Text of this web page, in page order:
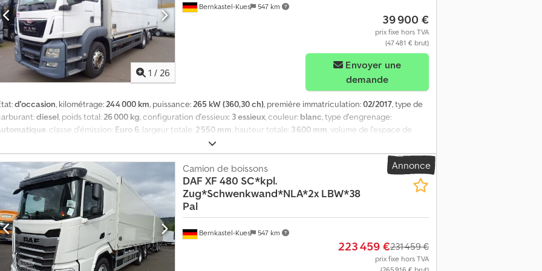
Suspension entièrement pneumatique * Boîte automatique Crodpfsyg Tb Tjx Abfjf * Euro 6 Plusieurs véhicules
immédiatement Remorques compatibles disponibles
1 / 26
Bernkastel-Kues 547 km
39 900 €
prix fixe hors TVA
(47 481 € brut)
demande
d'occasion, kilométrage:244 000 km, puissance:265 kW (360,30 ch), première immatriculation:02/2017, type de
diesel, poids total:26 000 kg, configuration d'essieux: 3 essieux, couleur: blanc, type d'engrenage:
, classe d'émission: Euro 6, largeur totale: 2 550 mm, hauteur totale: 3 600 mm, volume de l'espace de
, longueur de l'espace de chargement:8 220 mm
de l'espace de chargement:2 200 mm, Année de construction:2017, Équipement:climatisation, filtre à
particules, hayon élévateur, programme électronique de stabilité (ESP), système de navigation
, * Carrosserie à
parois pivotantes Dinkel Magnus * Certifié Dekra selon VDI 2700 ff et DIN EN 12642 Code XL * 4 rangées de dispositifs
d’arrimage de charge * Hayon élévateur Dautel de 2 000 kg * Essieu suiveur directionnel relevable * EVB (rétardeur à
trois niveaux) * Caméra de recul * Régulateur de distance adaptatif * Assistant de maintien de voie * Navigation (GPS)
Glacière Cjdjzr Apcjpfx Abfjrf * Cabine conducteur de longueur intermédiaire * Suspension pneumatique intégrale
Blocage de différentiel * Déflecteur (spoiler) * Pare-soleil * Sièges chauffants * Boîte automatique * Climatisation
Annonce
Bernkastel-Kues 547 km
Camion de boissons
DAF XF 480 SC*kpl.
Zug*Schwenkwand*NLA*2x LBW*38
Pal
223 459 €231 459 €
prix fixe hors TVA
(265 916 € brut)